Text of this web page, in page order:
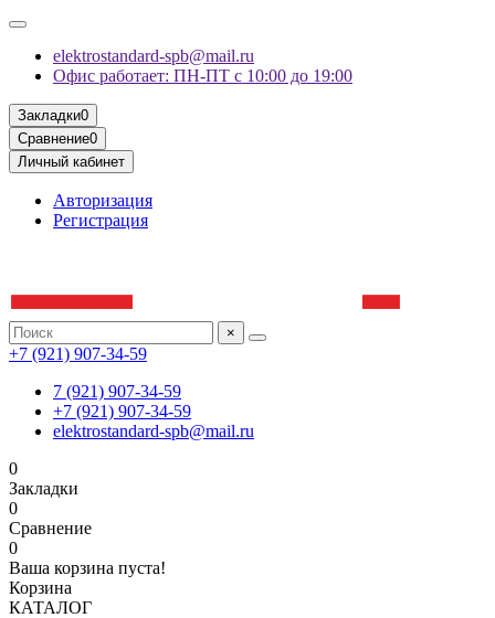
elektrostandard-spb@mail.ru
Офис работает: ПН-ПТ с 10:00 до 19:00
Закладки0
Сравнение0
Личный кабинет
Авторизация
Регистрация
×
+7 (921) 907-34-59
7 (921) 907-34-59
+7 (921) 907-34-59
elektrostandard-spb@mail.ru
0
Закладки
0
Сравнение
0
Ваша корзина пуста!
Корзина
КАТАЛОГ